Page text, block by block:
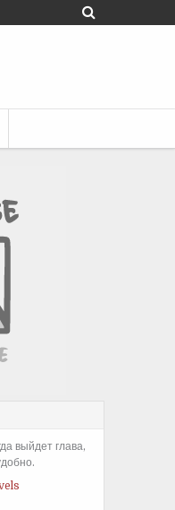
выйдет глава,